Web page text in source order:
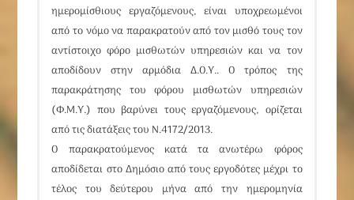
ημερομίσθιους εργαζόμενους, είναι υποχρεωμένοι
από το νόμο να παρακρατούν από τον μισθό τους τον
αντίστοιχο φόρο μισθωτών υπηρεσιών και να τον
αποδίδουν στην αρμόδια Δ.Ο.Υ.. Ο τρόπος της
παρακράτησης του φόρου μισθωτών υπηρεσιών
(Φ.Μ.Υ.) που βαρύνει τους εργαζόμενους, ορίζεται
από τις διατάξεις του Ν.4172/2013.
Ο παρακρατούμενος κατά τα ανωτέρω φόρος
αποδίδεται στο Δημόσιο από τους εργοδότες μέχρι το
τέλος του δεύτερου μήνα από την ημερομηνία